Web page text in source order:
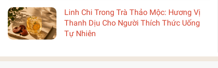
Linh Chi Trong Trà Thảo Mộc: Hương Vị
Thanh Dịu Cho Người Thích Thức Uống
Tự Nhiên